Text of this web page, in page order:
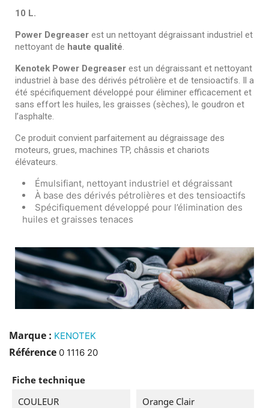
10 L.
Power Degreaser est un nettoyant dégraissant industriel et
nettoyant de haute qualité
Kenotek Power Degreaser est un dégraissant et nettoyant
industriel à base des dérivés pétrolière et de tensioactifs. Il a
été spécifiquement développé pour éliminer efficacement et
sans effort les huiles, les graisses (sèches), le goudron et
l’asphalte.
Ce produit convient parfaitement au dégraissage des
moteurs, grues, machines TP, châssis et chariots
élévateurs.
Émulsifiant, nettoyant industriel et dégraissant
À base des dérivés pétrolières et des tensioactifs
Spécifiquement développé pour l’élimination des
huiles et graisses tenaces
Marque : KENOTEK
Référence 0 1116 20
Fiche technique
COULEUR
Orange Clair